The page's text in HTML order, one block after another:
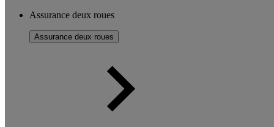
Assurance deux roues
Assurance deux roues